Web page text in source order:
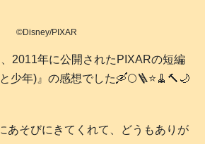
©Disney/PIXAR
2011年に公開されたPIXARの短編
少年)』の感想でした🛶🌕️🪜⭐️🧹🔨🌙
あそびにきてくれて、どうもありが